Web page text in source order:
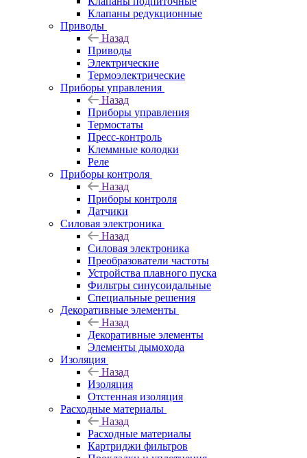
Клапаны редукционные
Приводы
Назад
Приводы
Электрические
Термоэлектрические
Приборы управления
Назад
Приборы управления
Термостаты
Пресс-контроль
Клеммные колодки
Реле
Приборы контроля
Назад
Приборы контроля
Датчики
Силовая электроника
Назад
Силовая электроника
Преобразователи частоты
Устройства плавного пуска
Фильтры синусоидальные
Специальные решения
Декоративные элементы
Назад
Декоративные элементы
Элементы дымохода
Изоляция
Назад
Изоляция
Отстенная изоляция
Расходные материалы
Назад
Расходные материалы
Картриджи фильтров